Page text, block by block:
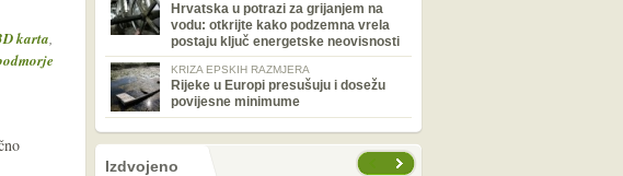
karta,
Hrvatska u potrazi za grijanjem na
vodu: otkrijte kako podzemna vrela
postaju ključ energetske neovisnosti
KRIZA EPSKIH RAZMJERA
Rijeke u Europi presušuju i dosežu
povijesne minimume
nema prethodne stranice
sljedećeIzdvojeno